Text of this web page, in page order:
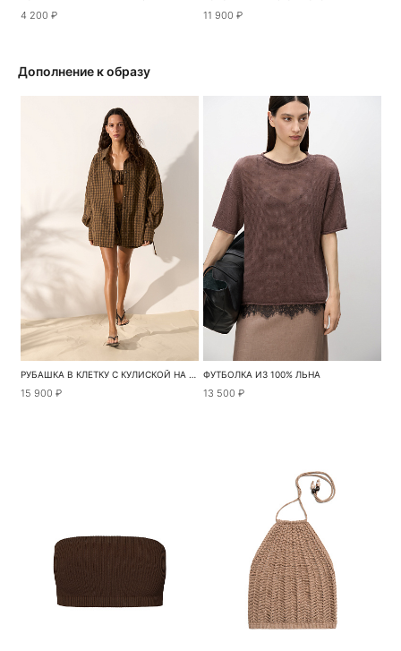
4 200 ₽ 11 900 ₽
Дополнение к образу
РУБАШКА В КЛЕТКУ С КУЛИСКОЙ НА СПИНКЕ
15 900 ₽
ФУТБОЛКА ИЗ 100% ЛЬНА
13 500 ₽